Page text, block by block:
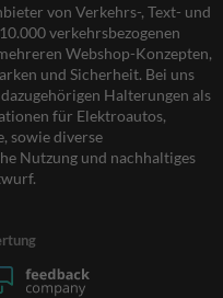
von Verkehrs-, Text- und
verkehrsbezogenen
Webshop-Konzepten,
und Sicherheit. Bei uns
Halterungen als
für Elektroautos,
sowie diverse
Nutzung und nachhaltiges